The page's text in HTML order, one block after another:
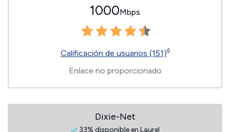
1000Mbps
Calificación de usuarios (151)◊
Enlace no proporcionado
Dixie-Net
33% disponible en Laurel